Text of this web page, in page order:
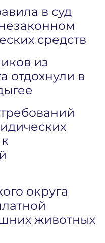
в суд
средств
из
отдохнули в
округа
животных